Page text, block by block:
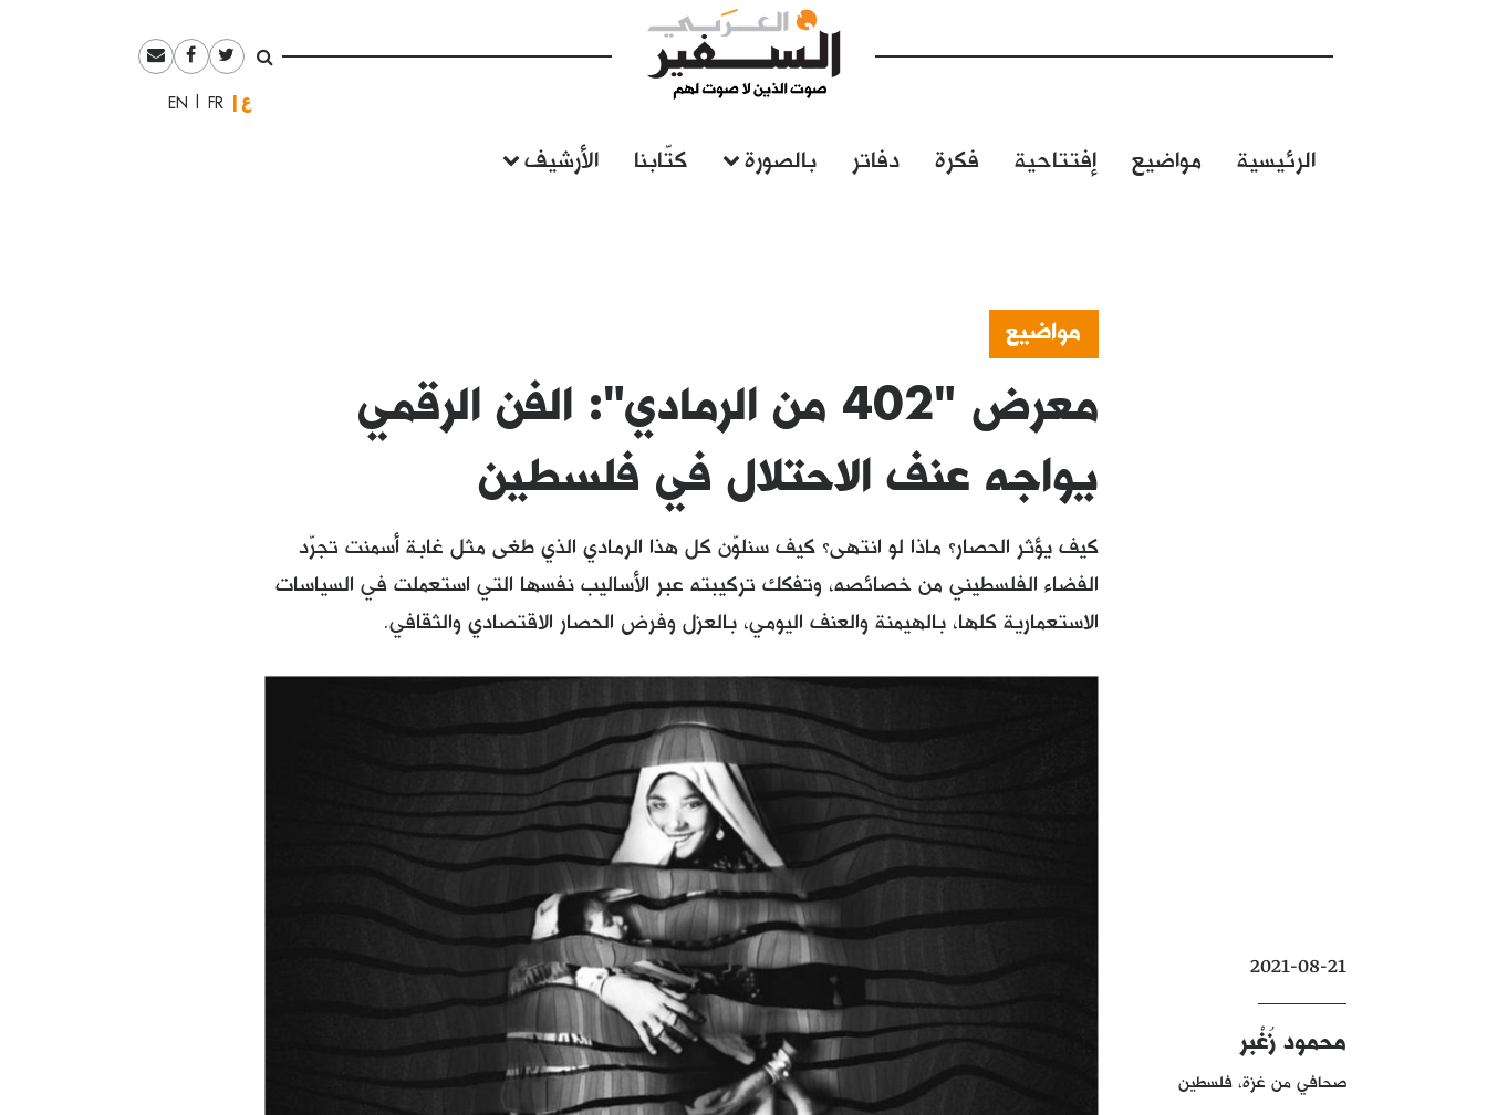
العربيةFrançais
English
الرئيسية مواضيع إفتتاحية فكرة دفاتر بالصورة كتّابنا الأرشيف
مواضيع
معرض "402 من الرمادي": الفن الرقمي
يواجه عنف الاحتلال في فلسطين
كيف يؤثر الحصار؟ ماذا لو انتهى؟ كيف سنلوّن كل هذا الرمادي الذي طغى مثل غابة أسمنت تجرّد
الفضاء الفلسطيني من خصائصه، وتفكك تركيبته عبر الأساليب نفسها التي استعملت في السياسات
الاستعمارية كلها، بالهيمنة والعنف اليومي، بالعزل وفرض الحصار الاقتصادي والثقافي.
2021-08-21
محمود زُغْبر
صحافي من غزة، فلسطين